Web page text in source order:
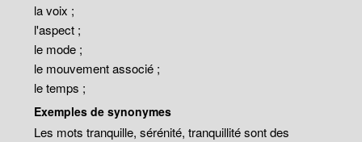
la voix ;
l'aspect ;
le mode ;
le mouvement associé ;
le temps ;
Exemples de synonymes
Les mots tranquille, sérénité, tranquillité sont des